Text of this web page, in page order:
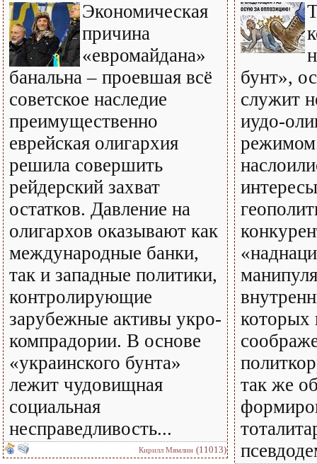
Экономическая
причина
«евромайдана»
банальна – проевшая всё
советское наследие
преимущественно
еврейская олигархия
решила совершить
рейдерский захват
остатков. Давление на
олигархов оказывают как
международные банки,
так и западные политики,
контролирующие
зарубежные активы укро-
компрадории. В основе
«украинского бунта»
лежит чудовищная
социальная
несправедливость...
Кирилл Мямлин (11013)
бунт»,
служит
иудо-
которых
так же